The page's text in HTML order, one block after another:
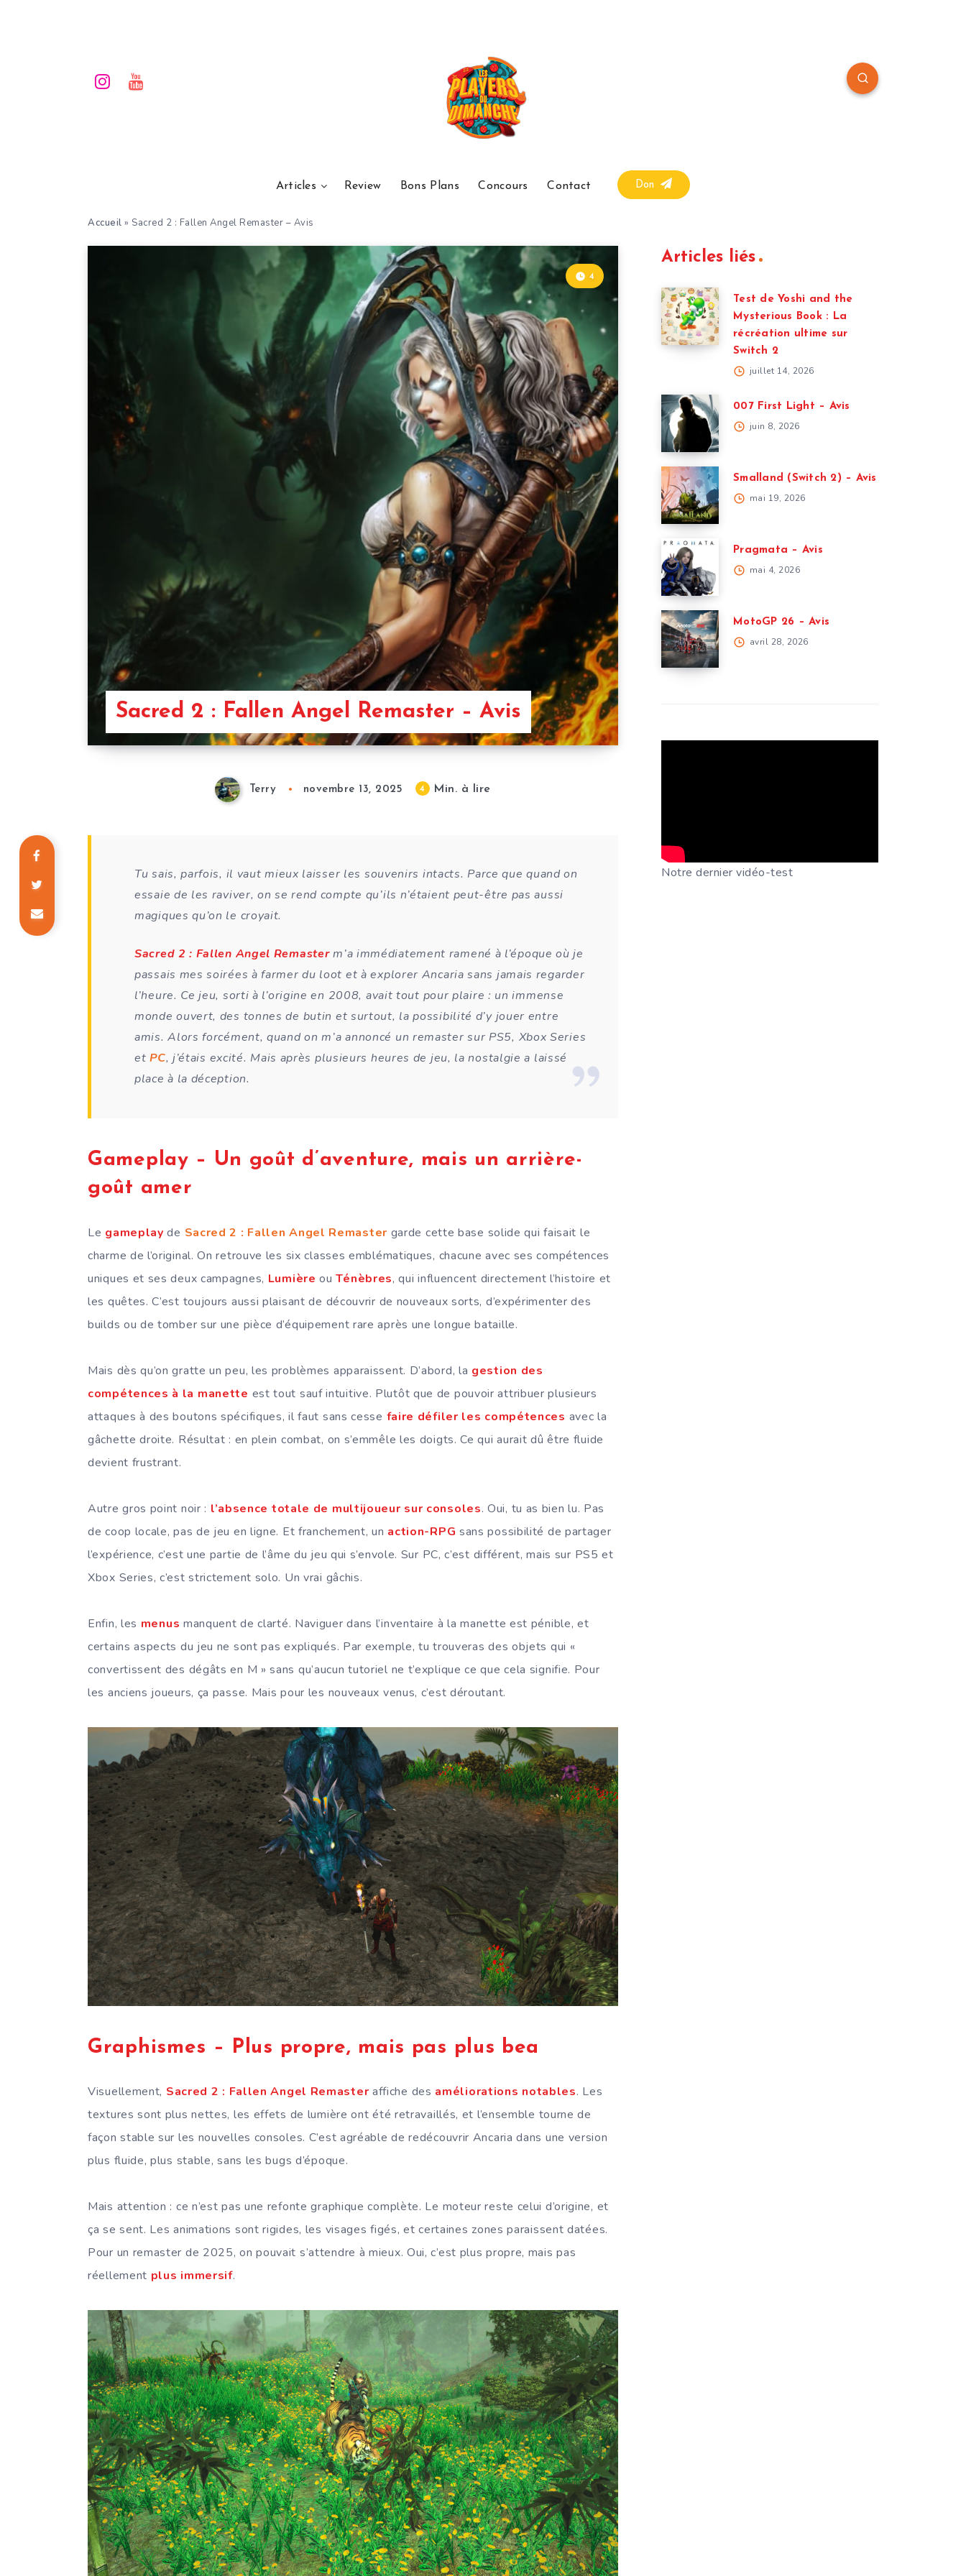
Articles Review Bons Plans Concours Contact Don
Accueil » Sacred 2 : Fallen Angel Remaster – Avis
Sacred 2 : Fallen Angel Remaster – Avis
4
Terry novembre 13, 2025 4 Min. à lire
Tu sais, parfois, il vaut mieux laisser les souvenirs intacts. Parce que quand on
essaie de les raviver, on se rend compte qu’ils n’étaient peut-être pas aussi
magiques qu’on le croyait.
Sacred 2 : Fallen Angel Remasterm’a immédiatement ramené à l’époque où je
passais mes soirées à farmer du loot et à explorer Ancaria sans jamais regarder
l’heure. Ce jeu, sorti à l’origine en 2008, avait tout pour plaire : un immense
monde ouvert, des tonnes de butin et surtout, la possibilité d’y jouer entre
amis. Alors forcément, quand on m’a annoncé un remaster sur PS5, Xbox Series
etPC, j’étais excité. Mais après plusieurs heures de jeu, la nostalgie a laissé
place à la déception.
Gameplay – Un goût d’aventure, mais un arrière-
goût amer
Le gameplay de Sacred 2 : Fallen Angel Remaster garde cette base solide qui faisait le
charme de l’original. On retrouve les six classes emblématiques, chacune avec ses compétences
uniques et ses deux campagnes, Lumière ouTénèbres, qui influencent directement l’histoire et
les quêtes. C’est toujours aussi plaisant de découvrir de nouveaux sorts, d’expérimenter des
builds ou de tomber sur une pièce d’équipement rare après une longue bataille.
Mais dès qu’on gratte un peu, les problèmes apparaissent. D’abord, la gestion des
compétences à la manette est tout sauf intuitive. Plutôt que de pouvoir attribuer plusieurs
attaques à des boutons spécifiques, il faut sans cesse faire défiler les compétences avec la
gâchette droite. Résultat : en plein combat, on s’emmêle les doigts. Ce qui aurait dû être fluide
devient frustrant.
Autre gros point noir : l’absence totale de multijoueur sur consoles. Oui, tu as bien lu. Pas
de coop locale, pas de jeu en ligne. Et franchement, un action-RPG sans possibilité de partager
l’expérience, c’est une partie de l’âme du jeu qui s’envole. Sur PC, c’est différent, mais sur PS5 et
Xbox Series, c’est strictement solo. Un vrai gâchis.
Enfin, les menus manquent de clarté. Naviguer dans l’inventaire à la manette est pénible, et
certains aspects du jeu ne sont pas expliqués. Par exemple, tu trouveras des objets qui «
convertissent des dégâts en M » sans qu’aucun tutoriel ne t’explique ce que cela signifie. Pour
les anciens joueurs, ça passe. Mais pour les nouveaux venus, c’est déroutant.
Graphismes – Plus propre, mais pas plus bea
Visuellement, Sacred 2 : Fallen Angel Remaster affiche des améliorations notables. Les
textures sont plus nettes, les effets de lumière ont été retravaillés, et l’ensemble tourne de
façon stable sur les nouvelles consoles. C’est agréable de redécouvrir Ancaria dans une version
plus fluide, plus stable, sans les bugs d’époque.
Mais attention : ce n’est pas une refonte graphique complète. Le moteur reste celui d’origine, et
ça se sent. Les animations sont rigides, les visages figés, et certaines zones paraissent datées.
Pour un remaster de 2025, on pouvait s’attendre à mieux. Oui, c’est plus propre, mais pas
réellement plus immersif.
Articles liés
Test de Yoshi and the
Mysterious Book : La
récréation ultime sur
Switch 2
juillet 14, 2026
007 First Light – Avis
juin 8, 2026
Smalland (Switch 2) – Avis
mai 19, 2026
Pragmata – Avis
mai 4, 2026
MotoGP 26 – Avis
avril 28, 2026
Notre dernier vidéo-test